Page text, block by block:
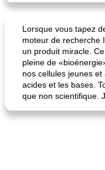
Lorsque vous tapez
moteur de recherche
un produit miracle.
pleine de
nos cellules jeunes
acides et les bases.
que non scientifique.